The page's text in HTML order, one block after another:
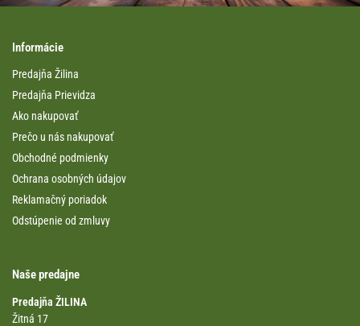
Informácie
Predajňa Žilina
Predajňa Prievidza
Ako nakupovať
Prečo u nás nakupovať
Obchodné podmienky
Ochrana osobných údajov
Reklamačný poriadok
Odstúpenie od zmluvy
Naše predajne
Predajňa ŽILINA
Žitná 17